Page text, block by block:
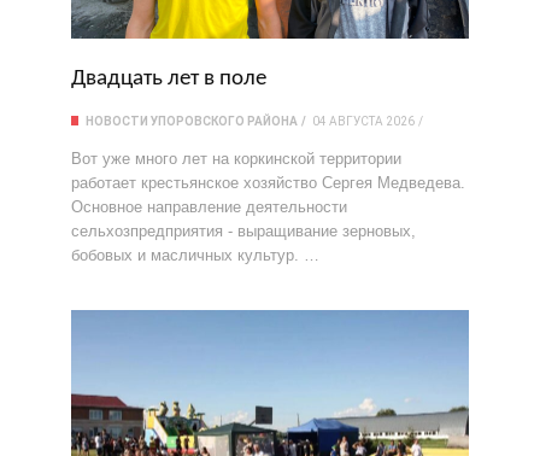
Двадцать лет в поле
НОВОСТИ УПОРОВСКОГО РАЙОНА 04 АВГУСТА 2026
Вот уже много лет на коркинской территории
работает крестьянское хозяйство Сергея Медведева.
Основное направление деятельности
сельхозпредприятия - выращивание зерновых,
бобовых и масличных культур. …